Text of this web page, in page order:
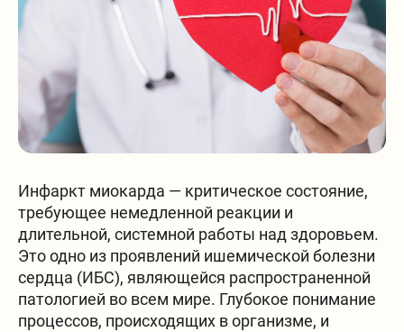
Акции
Частые вопросы
Онлайн бронь
Инфаркт миокарда — критическое состояние,
требующее немедленной реакции и
длительной, системной работы над здоровьем.
Это одно из проявлений ишемической болезни
сердца (ИБС), являющейся распространенной
патологией во всем мире. Глубокое понимание
процессов, происходящих в организме, и